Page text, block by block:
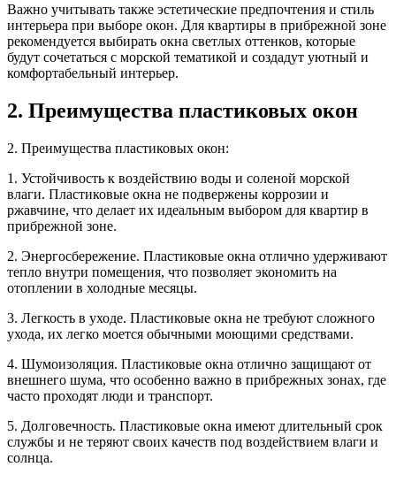
Важно учитывать также эстетические предпочтения и стиль
интерьера при выборе окон. Для квартиры в прибрежной зоне
рекомендуется выбирать окна светлых оттенков, которые
будут сочетаться с морской тематикой и создадут уютный и
комфортабельный интерьер.
2. Преимущества пластиковых окон
2. Преимущества пластиковых окон:
1. Устойчивость к воздействию воды и соленой морской
влаги. Пластиковые окна не подвержены коррозии и
ржавчине, что делает их идеальным выбором для квартир в
прибрежной зоне.
2. Энергосбережение. Пластиковые окна отлично удерживают
тепло внутри помещения, что позволяет экономить на
отоплении в холодные месяцы.
3. Легкость в уходе. Пластиковые окна не требуют сложного
ухода, их легко моется обычными моющими средствами.
4. Шумоизоляция. Пластиковые окна отлично защищают от
внешнего шума, что особенно важно в прибрежных зонах, где
часто проходят люди и транспорт.
5. Долговечность. Пластиковые окна имеют длительный срок
службы и не теряют своих качеств под воздействием влаги и
солнца.